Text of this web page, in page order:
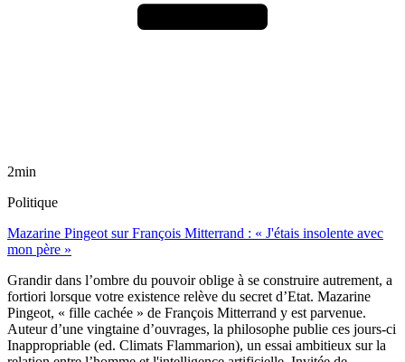
2min
Politique
Mazarine Pingeot sur François Mitterrand : « J'étais insolente avec
mon père »
Grandir dans l’ombre du pouvoir oblige à se construire autrement, a
fortiori lorsque votre existence relève du secret d’Etat. Mazarine
Pingeot, « fille cachée » de François Mitterrand y est parvenue.
Auteur d’une vingtaine d’ouvrages, la philosophe publie ces jours-ci
Inappropriable (ed. Climats Flammarion), un essai ambitieux sur la